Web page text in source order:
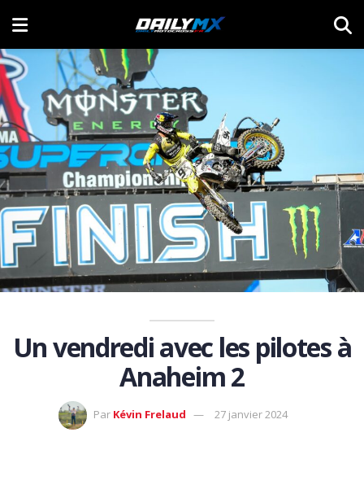
Un vendredi avec les pilotes à
Anaheim 2
Par Kévin Frelaud 27 janvier 2024